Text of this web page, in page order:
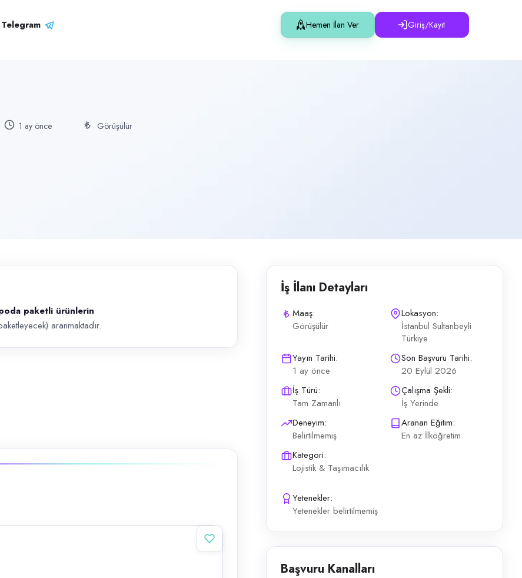
aksesuarlarını hazırlayacak personel (kulp, menteşe, vida paketleyecek) aranmaktadır.
Telegram Hemen İlan Ver Giriş/Kayıt
1 ay önce Görüşülür
paketli ürünlerin
aranmaktadır.
İş İlanı Detayları
Maaş:
Görüşülür
Lokasyon:
İstanbul Sultanbeyli
Türkiye
Yayın Tarihi:
1 ay önce
Son Başvuru Tarihi:
20 Eylül 2026
İş Türü:
Tam Zamanlı
Çalışma Şekli:
İş Yerinde
Deneyim:
Belirtilmemiş
Aranan Eğitim:
En az İlköğretim
Kategori:
Lojistik & Taşımacılık
Yetenekler:
Yetenekler belirtilmemiş
Başvuru Kanalları